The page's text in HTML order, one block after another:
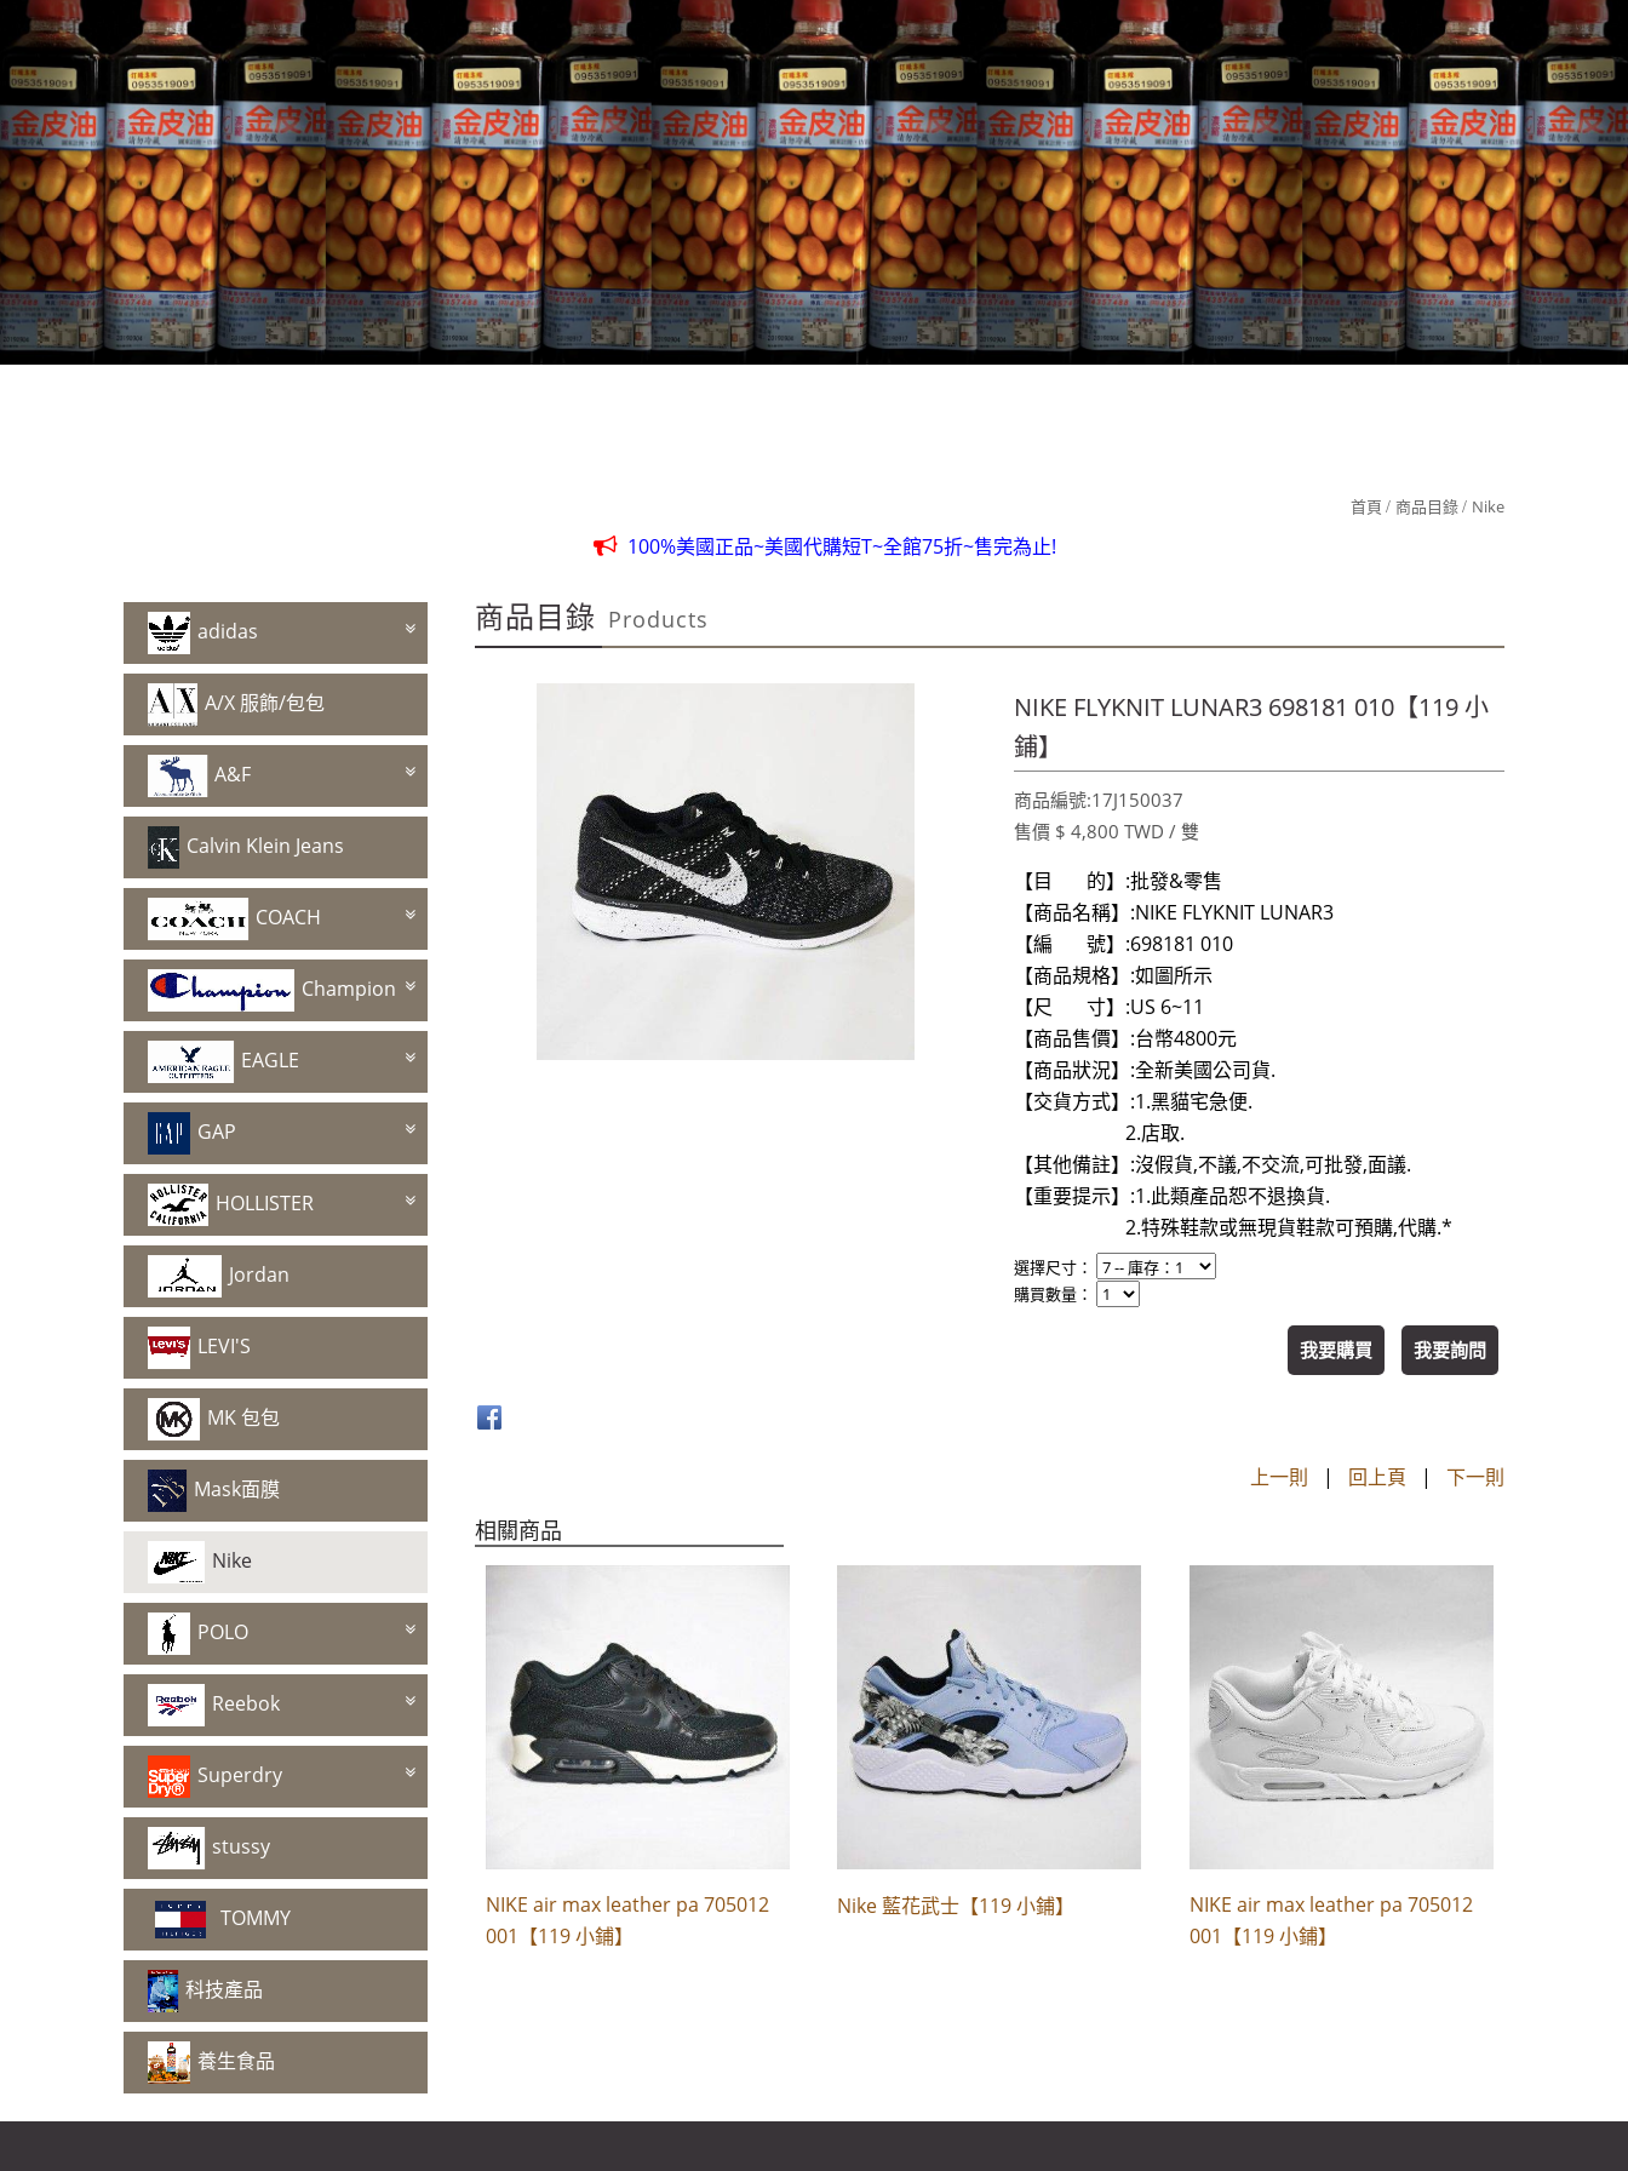
首頁 商品目錄 Nike
100%美國正品~美國代購短T~全館75折~售完為止!
100%美國OUTLET代購~全館美國紐約正品服飾~滿2000元~按讚分享!9折!
100%美國正品~美國代購短T~全館75折~售完為止!
~週年慶～週年慶～團購聖品~ 金皮油~買滿二千元免運費~買12瓶送1瓶~手腳要快喔～秋冬保養喉嚨最好聖品～
100%美國OUTLET代購~全館美國紐約正品服飾~滿2000元~按讚分享!9折!
adidas
A/X 服飾/包包
A&F
Calvin Klein Jeans
COACH
Champion
EAGLE
GAP
HOLLISTER
Jordan
LEVI'S
MK 包包
Mask面膜
Nike
POLO
Reebok
Superdry
stussy
TOMMY
科技產品
養生食品
商品目錄 Products
NIKE FLYKNIT LUNAR3 698181 010【119 小
鋪】
商品編號:17J150037
售價 $ 4,800 TWD / 雙
【目 的】:批發&零售
【商品名稱】:NIKE FLYKNIT LUNAR3
【編 號】:698181 010
【商品規格】:如圖所示
【尺 寸】:US 6~11
【商品售價】:台幣4800元
【商品狀況】:全新美國公司貨.
【交貨方式】:1.黑貓宅急便.
2.店取.
【其他備註】:沒假貨,不議,不交流,可批發,面議.
【重要提示】:1.此類產品恕不退換貨.
2.特殊鞋款或無現貨鞋款可預購,代購.*
選擇尺寸：
購買數量：
我要購買 我要詢問
上一則 | 回上頁 | 下一則
相關商品
NIKE air max leather pa 705012
001【119 小鋪】
Nike 藍花武士【119 小鋪】
NIKE air max leather pa 705012
001【119 小鋪】